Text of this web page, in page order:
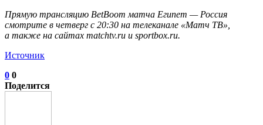
Прямую трансляцию BetBoom матча Египет — Россия
смотрите в четверг с 20:30 на телеканале «Матч ТВ»,
а также на сайтах matchtv.ru и sportbox.ru.
Источник
0 0
Поделится